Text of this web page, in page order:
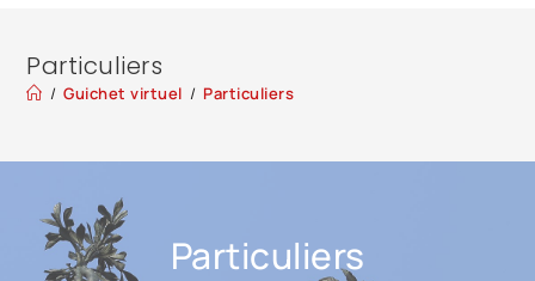
Particuliers
/ Guichet virtuel / Particuliers
Particuliers